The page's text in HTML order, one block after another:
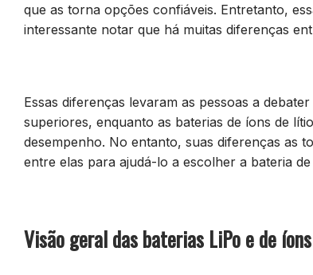
que as torna opções confiáveis. Entretanto,
interessante notar que há muitas diferenças
Essas diferenças levaram as pessoas a
superiores, enquanto as baterias de íons de
desempenho. No entanto, suas diferenças as
entre elas para ajudá-lo a escolher a bateria
Visão geral das baterias LiPo e de